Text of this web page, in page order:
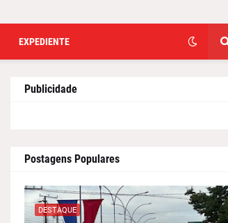
EXPEDIENTE
Publicidade
Postagens Populares
DESTAQUE